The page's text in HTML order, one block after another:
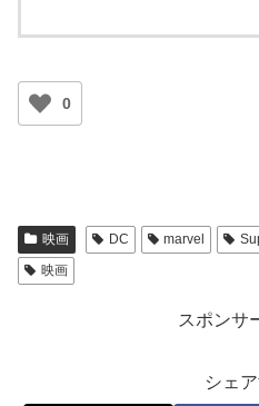
0
映画 DC marvel
映画
スポンサ
シェ